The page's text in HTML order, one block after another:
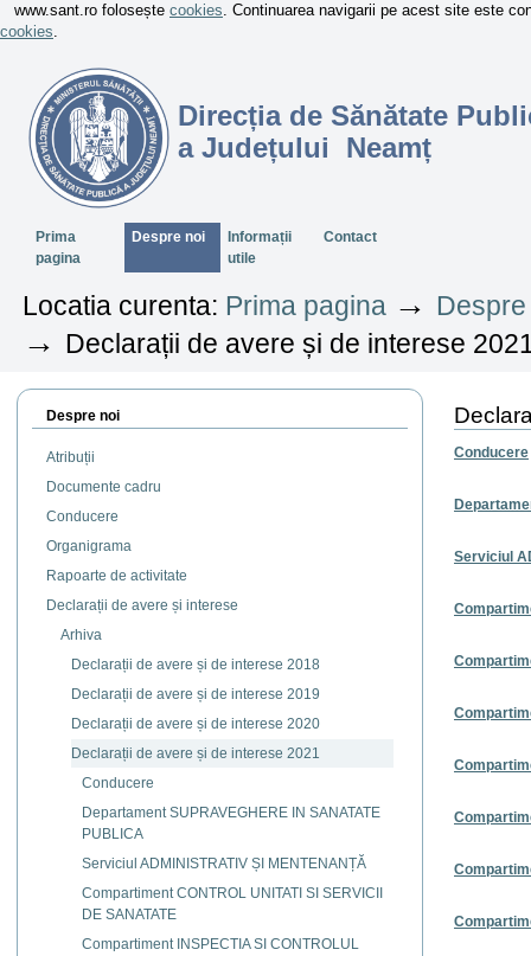
www.sant.ro folosește cookies. Continuarea navigarii pe acest site este
cookies.
Direcția de Sănătate
a Județului Neamț
SectiuniPrima
pagina
Despre noi
Informații
utile
Contact
Locatia curenta: Prima pagina →
→ Declarații de avere și de interese
Despre noi
Atribuții
Documente cadru
Conducere
Organigrama
Rapoarte de activitate
Declarații de avere și interese
Arhiva
Declarații de avere și de interese 2018
Declarații de avere și de interese 2019
Declarații de avere și de interese 2020
Declarații de avere și de interese 2021
Conducere
Departament SUPRAVEGHERE IN SANATATE
PUBLICA
Serviciul ADMINISTRATIV ȘI MENTENANȚĂ
Compartiment CONTROL UNITATI SI SERVICII
DE SANATATE
Compartiment INSPECTIA SI CONTROLUL
Conducere
Serviciul